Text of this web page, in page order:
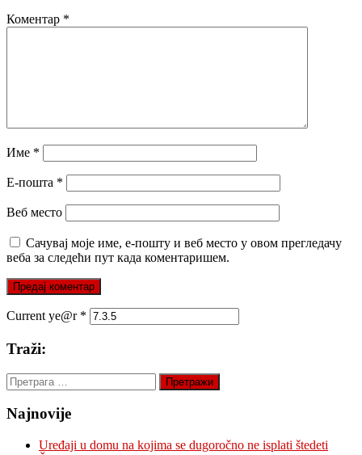
Коментар *
Име *
Е-пошта *
Веб место
Сачувај моје име, е-пошту и веб место у овом прегледачу
веба за следећи пут када коментаришем.
Current ye@r *
Traži:
Претрага
за:
Najnovije
Uređaji u domu na kojima se dugoročno ne isplati štedeti